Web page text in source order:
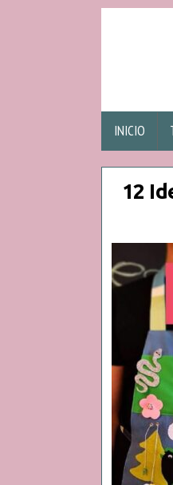
INICIO
12